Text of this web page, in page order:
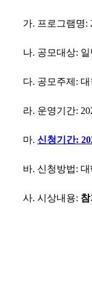
가. 프로그램명:
나. 공모대상:
다. 공모주제 : 대
라. 운영기간:
마. 신청기간:
바. 신청방법: 대
사. 시상내용: 참